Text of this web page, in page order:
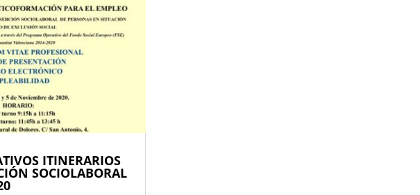
ITINERARIOS
SOCIOLABORAL